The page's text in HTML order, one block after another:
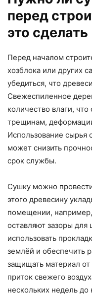
перед
это сделать
Перед началом
хозблока или других
убедиться, что
Свежеспиленное
количество влаги,
трещинам,
Использование сырья
может снизить
срок службы.
Сушку можно
этого древесину
помещении,
оставляют зазоры для
использовать
землёй и обеспечить
защищать материал
приток свежего
нескольких недель